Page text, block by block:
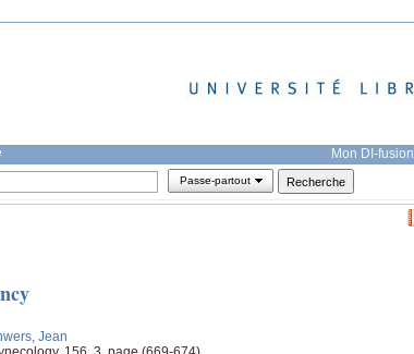
Mon DI-fusion
Passe-partout
Jean